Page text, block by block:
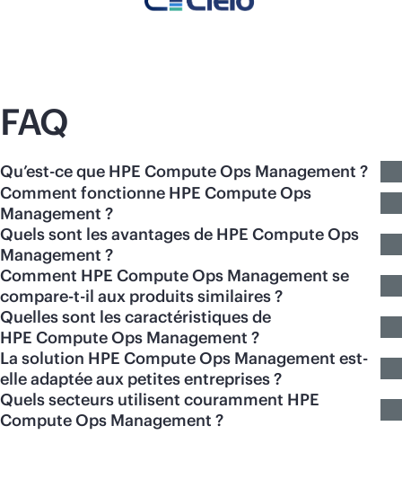
FAQ
Qu’est-ce que HPE Compute Ops Management ?
Comment fonctionne HPE Compute Ops
Management ?
Quels sont les avantages de HPE Compute Ops
Management ?
Comment HPE Compute Ops Management se
compare-t-il aux produits similaires ?
Quelles sont les caractéristiques de
HPE Compute Ops Management ?
La solution HPE Compute Ops Management est-
elle adaptée aux petites entreprises ?
Quels secteurs utilisent couramment HPE
Compute Ops Management ?